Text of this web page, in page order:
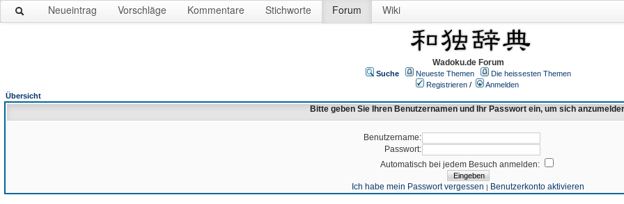
Neueintrag Vorschläge Kommentare Stichworte Forum Wiki
Wadoku.de Forum
Suche Neueste Themen
Die heissesten Themen
Registrieren /
Anmelden
Übersicht
Bitte geben Sie Ihren Benutzernamen und Ihr Passwort ein, um sich
Benutzername:
Passwort:
Automatisch bei jedem Besuch anmelden:
Ich habe mein Passwort vergessen | Benutzerkonto aktivieren